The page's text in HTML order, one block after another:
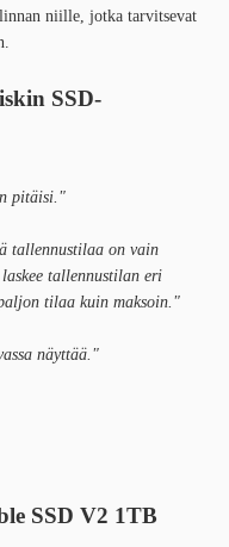
niille, jotka tarvitsevat
SSD-
pitäisi."
tallennustilaa on vain
tallennustilan eri
tilaa kuin maksoin."
näyttää."
SSD V2 1TB